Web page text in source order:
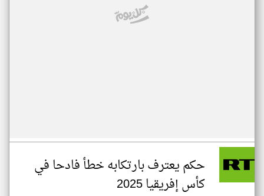
حكم يعترف بارتكابه خطأ فادحا في
كأس إفريقيا 2025